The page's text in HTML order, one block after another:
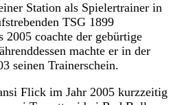
Station als Spielertrainer in
TSG 1899
coachte der gebürtige
machte er in der
seinen Trainerschein.
Flick im Jahr 2005 kurzzeitig